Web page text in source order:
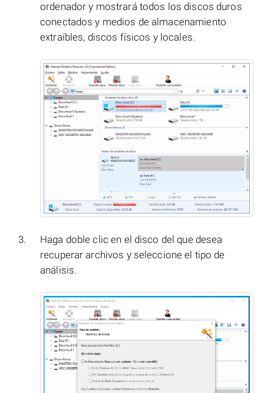
ordenador y mostrará todos los discos duros
conectados y medios de almacenamiento
extraíbles, discos físicos y locales.
Haga doble clic en el disco del que desea
recuperar archivos y seleccione el tipo de
análisis.